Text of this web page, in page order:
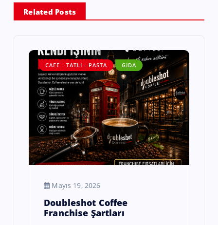
Related Posts
CAFE - TATLI - PASTA GIDA
Mayıs 19, 2026
Doubleshot Coffee
Franchise Şartları